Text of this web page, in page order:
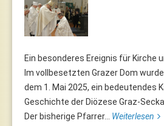
Ein besonderes Ereignis für Kirche
Im vollbesetzten Grazer Dom
dem 1. Mai 2025, ein bedeutendes
Geschichte der Diözese Graz-
Der bisherige Pfarrer... Weiterlesen